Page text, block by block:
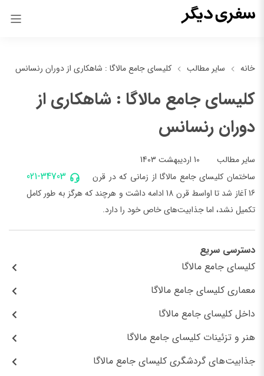
خانه سایر مطالب کلیسای جامع مالاگا : شاهکاری از دوران رنسانس
کلیسای جامع مالاگا : شاهکاری از
دوران رنسانس
سایر مطالب 10 اردیبهشت 1403
021-34703
ساختمان کلیسای جامع مالاگا از زمانی که در قرن
16 آغاز شد تا اواسط قرن 18 ادامه داشت و هرچند که هرگز به طور کامل
تکمیل نشد، اما جذابیت‌های خاص خود را دارد.
دسترسی سریع
کلیسای جامع مالاگا
معماری کلیسای جامع مالاگا
داخل کلیسای جامع مالاگا
هنر و تزئینات کلیسای جامع مالاگا
جذابیت‌های گردشگری کلیسای جامع مالاگا